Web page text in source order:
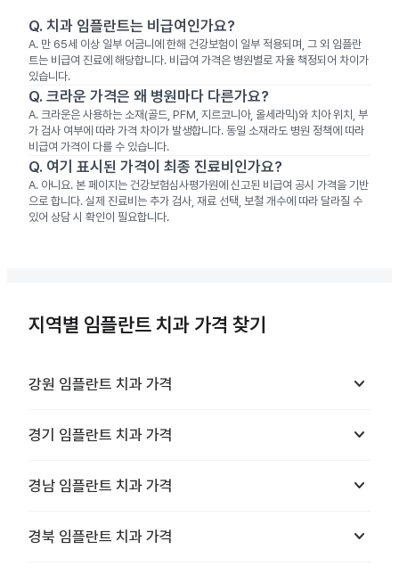
Q. 치과 임플란트는 비급여인가요?
A. 만 65세 이상 일부 어금니에 한해 건강보험이 일부 적용되며, 그 외 임플란
트는 비급여 진료에 해당합니다. 비급여 가격은 병원별로 자율 책정되어 차이가
있습니다.
Q. 크라운 가격은 왜 병원마다 다른가요?
A. 크라운은 사용하는 소재(골드, PFM, 지르코니아, 올세라믹)와 치아 위치, 부
가 검사 여부에 따라 가격 차이가 발생합니다. 동일 소재라도 병원 정책에 따라
비급여 가격이 다를 수 있습니다.
Q. 여기 표시된 가격이 최종 진료비인가요?
A. 아니요. 본 페이지는 건강보험심사평가원에 신고된 비급여 공시 가격을 기반
으로 합니다. 실제 진료비는 추가 검사, 재료 선택, 보철 개수에 따라 달라질 수
있어 상담 시 확인이 필요합니다.
지역별 임플란트 치과 가격 찾기
강원 임플란트 치과 가격 keyboard_arrow_down
경기 임플란트 치과 가격 keyboard_arrow_down
경남 임플란트 치과 가격 keyboard_arrow_down
경북 임플란트 치과 가격 keyboard_arrow_down